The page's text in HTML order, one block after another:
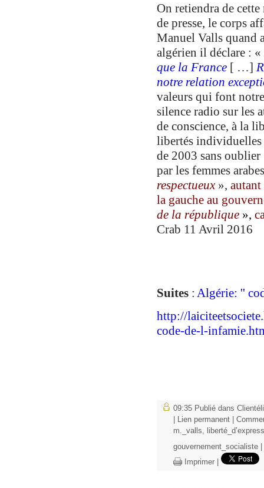
On retiendra de
de presse, le corps
Manuel Valls quand
algérien il déclare : «
que la France [ …]
notre relation
valeurs qui font
silence radio sur les
de conscience, à la
libertés individuelles
de 2003 sans oublier
par les femmes
respectueux »,
la gauche au
de la république »,
Crab 11 Avril 2016
Suites : Algérie: ''
http://
code-de-l-
09:35 Publié dans
Lien permanent
m._valls
gouvernement_socialiste
Imprimer